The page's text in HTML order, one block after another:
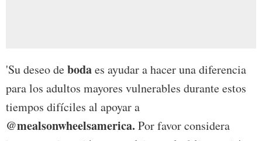
'Su deseo debodaes ayudar a hacer una diferencia
para los adultos mayores vulnerables durante estos
tiempos difíciles al apoyar a
@mealsonwheelsamerica. Por favor considera